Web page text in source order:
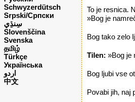
Schwyzerdütsch
Srpski/Српски
Slovenščina
Svenska
தமிழ்
Türkçe
Українська
اردو
中文
To je resnica.
»Bog je
Bog tako zelo
Tilen: »Bog je
Bog ljubi vse
Povabi jih, naj